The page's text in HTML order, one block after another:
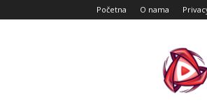
Početna O nama
Magazin